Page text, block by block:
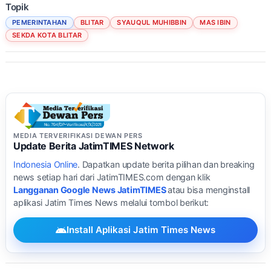
Topik
PEMERINTAHAN BLITAR SYAUQUL MUHIBBIN
MAS IBIN
SEKDA KOTA BLITAR
MEDIA TERVERIFIKASI DEWAN PERS
Update Berita JatimTIMES Network
Indonesia Online. Dapatkan update berita pilihan dan breaking
news setiap hari dari JatimTIMES.com dengan klik
Langganan Google News JatimTIMESatau bisa menginstall
aplikasi Jatim Times News melalui tombol berikut:
Install Aplikasi Jatim Times News